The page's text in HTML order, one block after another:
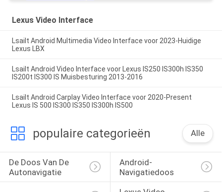
Lexus Video Interface
Lsailt Android Multimedia Video Interface voor 2023-Huidige
Lexus LBX
Lsailt Android Video Interface voor Lexus IS250 IS300h IS350
IS200t IS300 IS Muisbesturing 2013-2016
Lsailt Android Carplay Video Interface voor 2020-Present
Lexus IS 500 IS300 IS350 IS300h IS500
populaire categorieën Alle
De Doos Van De
Autonavigatie
Android-
Navigatiedoos